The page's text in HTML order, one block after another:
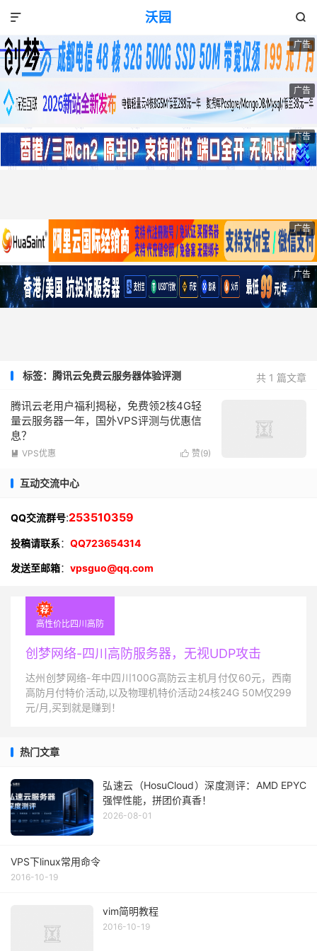
沃园 

广告
广告
广告
广告
广告
共 1 篇文章
标签：腾讯云免费云服务器体验评测
腾讯云老用户福利揭秘，免费领2核4G轻
量云服务器一年，国外VPS评测与优惠信
息？
 赞(9)
 VPS优惠
互动交流中心
QQ交流群号:253510359
投稿请联系： QQ723654314
发送至邮箱： vpsguo@qq.com
高性价比四川高防
创梦网络-四川高防服务器，无视UDP攻击
达州创梦网络-年中四川100G高防云主机月付仅60元，西南
高防月付特价活动,以及物理机特价活动24核24G 50M仅299
元/月,买到就是赚到！
热门文章
弘速云（HosuCloud）深度测评：AMD EPYC
强悍性能，拼团价真香！
2026-08-01
VPS下linux常用命令
2016-10-19
vim简明教程
2016-10-19